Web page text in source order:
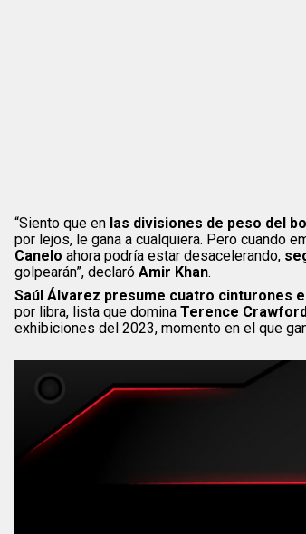
“Siento que en las divisiones de peso del
por lejos, le gana a cualquiera. Pero cuando
Canelo ahora podría estar desacelerando,
golpearán”, declaró Amir Khan.
Saúl Álvarez presume cuatro cinturones
por libra, lista que domina Terence
exhibiciones del 2023, momento en el que